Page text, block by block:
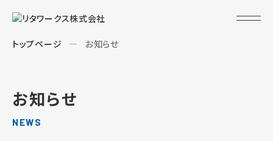
トップページ お知らせ
お知らせ
NEWS